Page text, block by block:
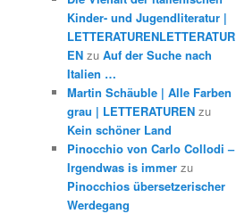
Kinder- und Jugendliteratur |
LETTERATURENLETTERATUR
EN zu Auf der Suche nach
Italien …
Martin Schäuble | Alle Farben
grau | LETTERATUREN zu
Kein schöner Land
Pinocchio von Carlo Collodi –
Irgendwas is immer zu
Pinocchios übersetzerischer
Werdegang